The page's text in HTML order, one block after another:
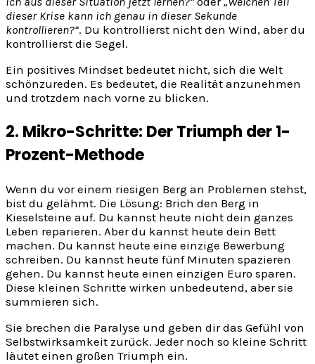
dieser Krise kann ich genau in dieser Sekunde
kontrollieren?“. Du kontrollierst nicht den Wind, aber du
kontrollierst die Segel.
Ein positives Mindset bedeutet nicht, sich die Welt
schönzureden. Es bedeutet, die Realität anzunehmen
und trotzdem nach vorne zu blicken.
2. Mikro-Schritte: Der Triumph der 1-
Prozent-Methode
Wenn du vor einem riesigen Berg an Problemen stehst,
bist du gelähmt. Die Lösung: Brich den Berg in
Kieselsteine auf. Du kannst heute nicht dein ganzes
Leben reparieren. Aber du kannst heute dein Bett
machen. Du kannst heute eine einzige Bewerbung
schreiben. Du kannst heute fünf Minuten spazieren
gehen. Du kannst heute einen einzigen Euro sparen.
Diese kleinen Schritte wirken unbedeutend, aber sie
summieren sich.
Sie brechen die Paralyse und geben dir das Gefühl von
Selbstwirksamkeit zurück. Jeder noch so kleine Schritt
läutet einen großen Triumph ein.